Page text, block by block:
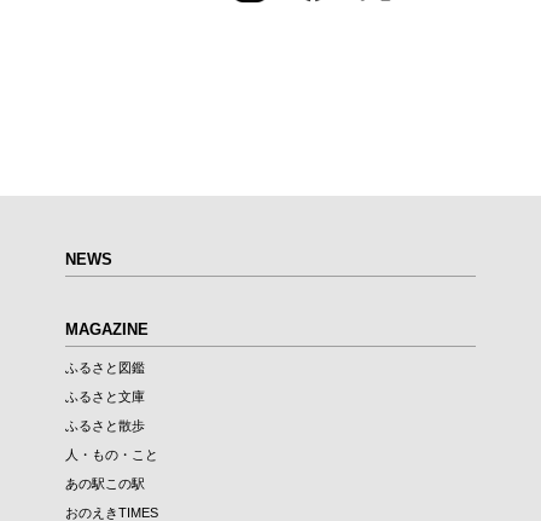
NEWS
MAGAZINE
ふるさと図鑑
ふるさと文庫
ふるさと散歩
人・もの・こと
あの駅この駅
おのえきTIMES